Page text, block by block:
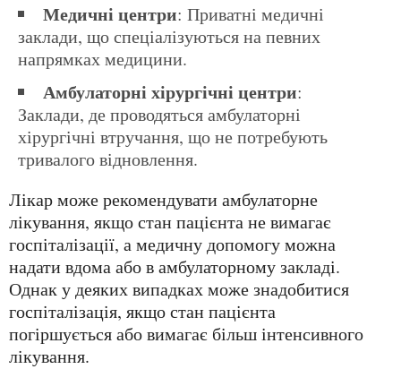
Медичні центри: Приватні медичні
заклади, що спеціалізуються на певних
напрямках медицини.
Амбулаторні хірургічні центри:
Заклади, де проводяться амбулаторні
хірургічні втручання, що не потребують
тривалого відновлення.
Лікар може рекомендувати амбулаторне
лікування, якщо стан пацієнта не вимагає
госпіталізації, а медичну допомогу можна
надати вдома або в амбулаторному закладі.
Однак у деяких випадках може знадобитися
госпіталізація, якщо стан пацієнта
погіршується або вимагає більш інтенсивного
лікування.